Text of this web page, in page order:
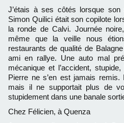
J’étais à ses côtés lorsque son
Simon Quilici était son copilote
la ronde de Calvi. Journée
même que la veille nous
restaurants de qualité de
ami en rallye. Une auto mal
mécanique et l’accident,
Pierre ne s’en est jamais remis.
mais il ne supportait plus de
stupidement dans une banale
Chez Félicien, à Quenza